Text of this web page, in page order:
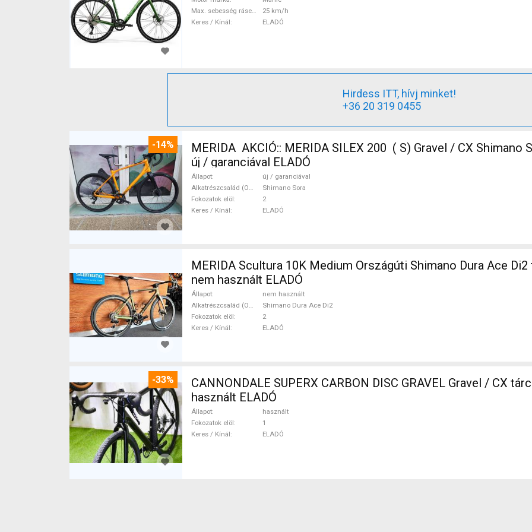
Max. sebesség rásegítéssel
25 km/h
Keres / Kínál
ELADÓ
Hirdess ITT, hívj minket!
+36 20 319 0455
-14%
MERIDA AKCIÓ:: MERIDA SILEX 200 ( S) Gravel / CX Shimano
új / garanciával ELADÓ
Állapot
új / garanciával
Alkatrészcsalád (Outi)
Shimano Sora
Fokozatok elöl
2
Keres / Kínál
ELADÓ
MERIDA Scultura 10K Medium Országúti Shimano Dura Ace
nem használt ELADÓ
Állapot
nem használt
Alkatrészcsalád (Outi)
Shimano Dura Ace Di2
Fokozatok elöl
2
Keres / Kínál
ELADÓ
-33%
CANNONDALE SUPERX CARBON DISC GRAVEL Gravel / CX
használt ELADÓ
Állapot
használt
Fokozatok elöl
1
Keres / Kínál
ELADÓ